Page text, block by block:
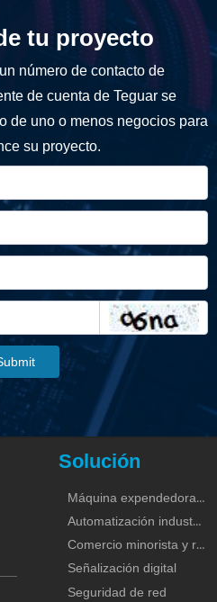
tu proyecto
número de contacto de
de cuenta de Teguar se
de uno o menos negocios para
su proyecto.
Solución
Máquina expendedora y KIOSCO
Automatización industrial
Comercio minorista y restaurante
Señalización digital
Seguridad de red